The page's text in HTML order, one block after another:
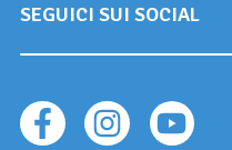
SEGUICI SUI SOCIAL